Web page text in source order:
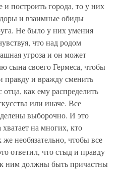
и построить города, то у них
и взаимные обиды
Не было у них умения
что над родом
угроза и он может
сына своего Гермеса, чтобы
правду и вражду сменить
как ему распределить
или иначе. Все
выборочно. И это
на многих, кто
необязательно, чтобы все
ответил, что стыд и правду
к ним должны быть причастны